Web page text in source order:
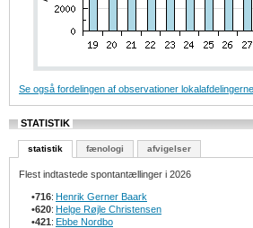
Se også fordelingen af observationer
STATISTIK
statistik fænologi afvigelser
Flest indtastede spontantællinger i 2026
•716: Henrik Gerner Baark
•620: Helge Røjle Christensen
•421: Ebbe Nordbo